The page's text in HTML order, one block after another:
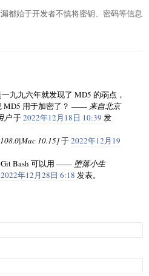
都始于开发者不慎将密钥、密码等信息
九九六年就发现了 MD5 的弱点，
MD5 用于加密了？ —— 来自北京
户于2022年12月18日 10:39 发
10.15]于2022年12月19
Git Bash 可以用 —— 堕落小生
2022年12月28日 6:18 发表。